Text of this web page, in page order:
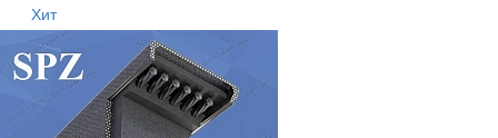
Хит